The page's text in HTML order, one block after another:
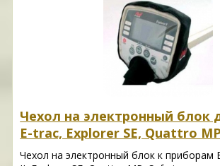
Чехол на электронный блок
E-trac, Explorer SE, Quattro
Чехол на электронный блок к приборам